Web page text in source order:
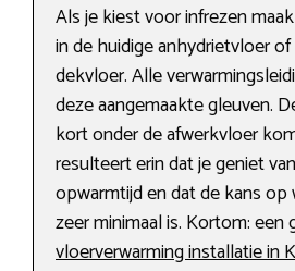
Als je kiest voor infrezen
in de huidige anhydrietvloer
dekvloer. Alle
deze aangemaakte gleuven.
kort onder de afwerkvloer
resulteert erin dat je geniet
opwarmtijd en dat de kans op
zeer minimaal is. Kortom: een
vloerverwarming installatie in